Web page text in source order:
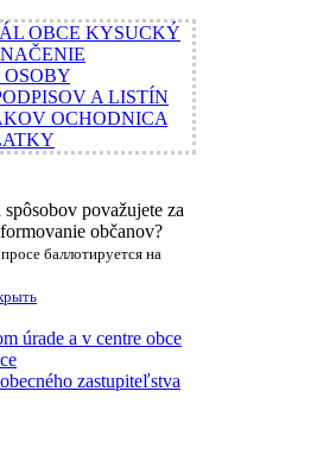
OBCE KYSUCKÝ
OSOBY
A LISTÍN
OCHODNICA
považujete za
občanov?
баллотируется на
úrade a v centre obce
zastupiteľstva